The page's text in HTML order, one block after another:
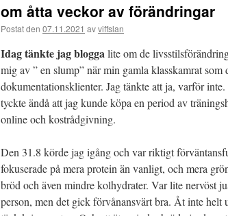
om åtta veckor av förändringar
Postat den 07.11.2021 avviffslan
Idag tänkte jag bloggalite om de
mig av ” en slump” när min gamla klasskamrat som
dokumentationsklienter. Jag tänkte att ja, varför
tyckte ändå att jag kunde köpa en period av
online och kostrådgivning.
Den 31.8 körde jag igång och var riktigt
fokuserade på mera protein än vanligt, och mera
bröd och även mindre kolhydrater. Var lite nervöst
person, men det gick förvånansvärt bra. Åt inte helt